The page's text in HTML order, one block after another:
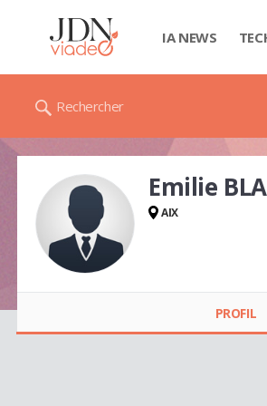
IA NEWS
Rechercher
Emilie
AIX
PROFIL